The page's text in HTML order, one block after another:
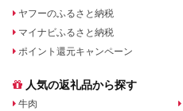
ヤフーのふるさと納税
マイナビふるさと納税
ポイント還元キャンペーン
人気の返礼品から探す
牛肉